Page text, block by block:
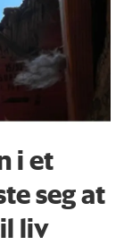
i et
seg at
liv